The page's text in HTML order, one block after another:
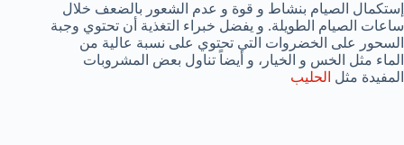
إستكمال الصيام بنشاط و قوة و عدم الشعور بالضعف خلال
ساعات الصيام الطويلة. و يفضل خبراء التغذية أن تحتوي وجبة
السحور على الخضروات التي تحتوي على نسبة عالية من
الماء مثل الخس و الخيار، و أيضاً تناول بعض المشروبات
المفيدة مثل الحليب